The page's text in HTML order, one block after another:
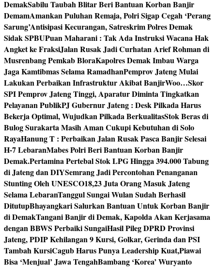
DemakSabilu Taubah Blitar Beri Bantuan Korban Banjir
DemamAmankan Puluhan Remaja, Polri Sigap Cegah ‘Perang
Sarung’Antisipasi Kecurangan, Satreskrim Polres Demak
Sidak SPBUPuan Maharani : Tak Ada Instruksi Wacana Hak
Angket ke FraksiJalan Rusak Jadi Curhatan Arief Rohman di
Musrenbang Pemkab BloraKapolres Demak Imbau Warga
Jaga Kamtibmas Selama RamadhanPemprov Jateng Mulai
Lakukan Perbaikan Infrastruktur Akibat BanjirWoo…Skor
SPI Pemprov Jateng Tinggi, Aparatur Diminta Tingkatkan
Pelayanan PublikPJ Gubernur Jateng : Desk Pilkada Harus
Bekerja Optimal, Wujudkan Pilkada BerkualitasStok Beras di
Bulog Surakarta Masih Aman Cukupi Kebutuhan di Solo
RayaHanung T : Perbaikan Jalan Rusak Pasca Banjir Selesai
H-7 LebaranMabes Polri Beri Bantuan Korban Banjir
Demak.Pertamina Pertebal Stok LPG Hingga 394.000 Tabung
di Jateng dan DIYSemrang Jadi Percontohan Penanganan
Stunting Oleh UNESCO18,23 Juta Orang Masuk Jateng
Selama LebaranTanggul Sungai Wulan Sudah Berhasil
DitutupBhayangkari Salurkan Bantuan Untuk Korban Banjir
di DemakTangani Banjir di Demak, Kapolda Akan Kerjasama
dengan BBWS Perbaiki SungaiHasil Pileg DPRD Provinsi
Jateng, PDIP Kehilangan 9 Kursi, Golkar, Gerinda dan PSI
Tambah KursiCagub Harus Punya Leadership Kuat,Piawai
Bisa ‘Menjual’ Jawa TengahBambang ‘Korea’ Wuryanto